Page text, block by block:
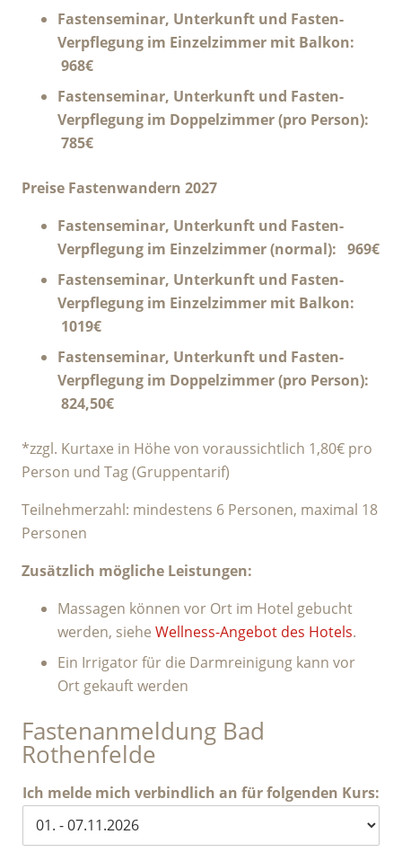
Fastenseminar, Unterkunft und Fasten-
Verpflegung im Einzelzimmer mit Balkon:
968€
Fastenseminar, Unterkunft und Fasten-
Verpflegung im Doppelzimmer (pro Person):
785€
Preise Fastenwandern 2027
Fastenseminar, Unterkunft und Fasten-
Verpflegung im Einzelzimmer (normal): 969€
Fastenseminar, Unterkunft und Fasten-
Verpflegung im Einzelzimmer mit Balkon:
1019€
Fastenseminar, Unterkunft und Fasten-
Verpflegung im Doppelzimmer (pro Person):
824,50€
*zzgl. Kurtaxe in Höhe von voraussichtlich 1,80€ pro
Person und Tag (Gruppentarif)
Teilnehmerzahl: mindestens 6 Personen, maximal 18
Personen
Zusätzlich mögliche Leistungen:
Massagen können vor Ort im Hotel gebucht
werden, siehe Wellness-Angebot des Hotels.
Ein Irrigator für die Darmreinigung kann vor
Ort gekauft werden
Fastenanmeldung Bad
Rothenfelde
Ich melde mich verbindlich an für folgenden Kurs: